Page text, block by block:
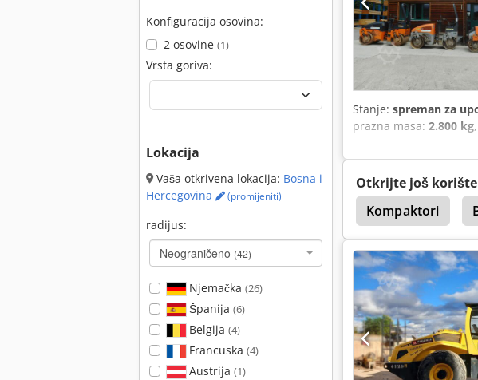
Konfiguracija osovina:
2 osovine (1)
Vrsta goriva:
Lokacija
Vaša otkrivena lokacija: Bosna i
Hercegovina
(promijeniti)
radijus:
Neograničeno (42)
Njemačka (26)
Španija (6)
Belgija (4)
Francuska (4)
Austrija (1)
Stanje: spreman za
prazna masa: 2.800 kg
Otkrijte još
Kompaktori